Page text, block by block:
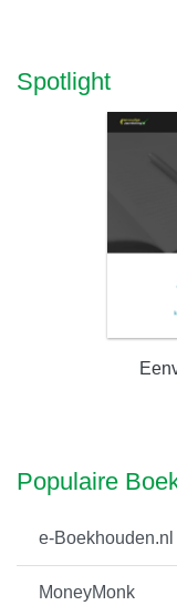
Spotlight
Populaire
e-Boekhouden.nl
MoneyMonk